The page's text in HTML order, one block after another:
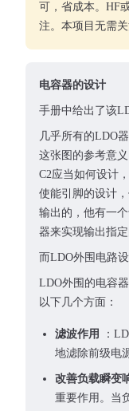
可，省成本。HF
注。本项目无需关
电容器的设计
手册中给出了该
几乎所有的LDO
这张图的参考意
C2应当如何设计
使能引脚的设计
输出的，他有一
器来实现输出指定
而LDO外围电路
LDO外围的电容
以下几个方面：
滤波作用
：
地滤除前级电
改善负载瞬变
重要作用。当